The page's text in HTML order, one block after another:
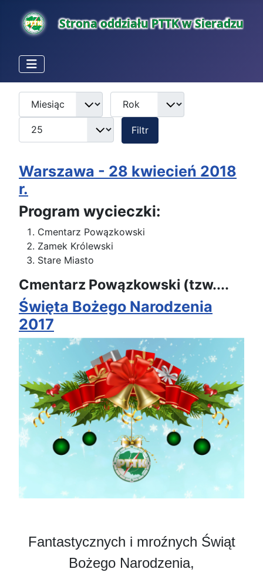
Filtry
Miesiąc Rok
Filtr
Warszawa - 28 kwiecień 2018
r.
Program wycieczki:
Cmentarz Powązkowski
Zamek Królewski
Stare Miasto
Cmentarz Powązkowski (tzw....
Święta Bożego Narodzenia
2017
Fantastycznych i mroźnych Świąt
Bożego Narodzenia,